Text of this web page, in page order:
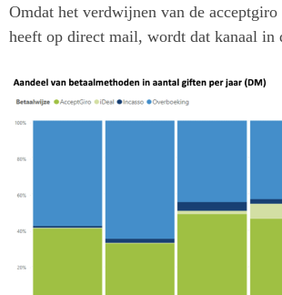
Omdat het verdwijnen van de
heeft op direct mail, wordt dat kanaal in